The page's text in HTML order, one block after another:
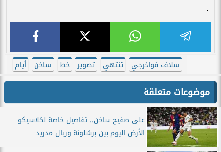
.
سلاف فواخرجي تنتهي تصوير خط ساخن أيام
موضوعات متعلقة
على صفيح ساخن.. تفاصيل خاصة لكلاسيكو
الأرض اليوم بين برشلونة وريال مدريد